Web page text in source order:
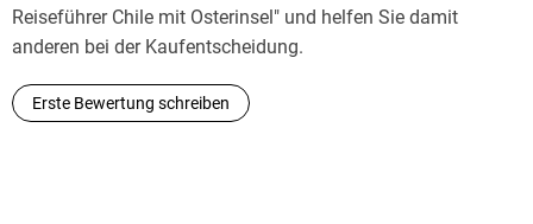
Reiseführer Chile mit Osterinsel" und helfen Sie damit
anderen bei der Kaufentscheidung.
Erste Bewertung schreiben